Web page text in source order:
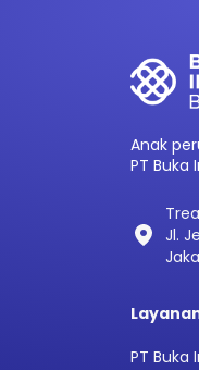
Anak
PT Buka
Jl.
PT Buka